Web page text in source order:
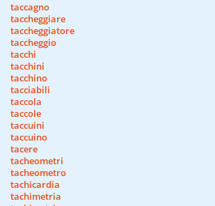
taccagno
taccheggiare
taccheggiatore
taccheggio
tacchi
tacchini
tacchino
tacciabili
taccola
taccole
taccuini
taccuino
tacere
tacheometri
tacheometro
tachicardia
tachimetria